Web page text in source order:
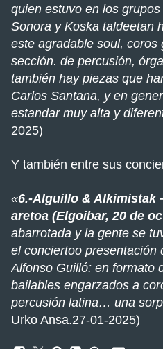
quien estuvo en los
Sonora y Koska taldeetan
este agradable soul, coros
sección. de percusión,
también hay piezas que
Carlos Santana, y en
estandar muy alta y
2025)
Y también entre sus
«6.-Alguillo & Alkimistak
aretoa (Elgoibar, 20 de
abarrotada y la gente se
el conciertoo presentación
Alfonso Guilló: en formato
bailables engarzados a
percusión latina… una
Urko Ansa.27-01-2025)